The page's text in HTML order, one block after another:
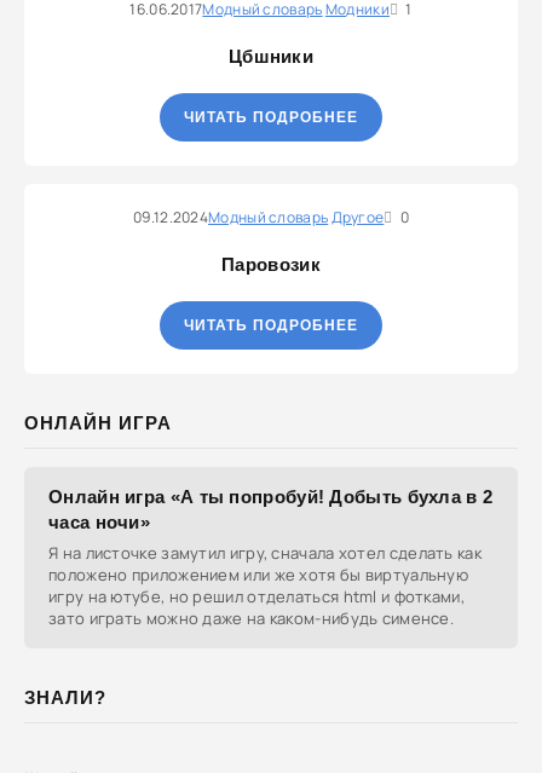
16.06.2017Модный словарьМодники 1
Цбшники
ЧИТАТЬ ПОДРОБНЕЕ
09.12.2024Модный словарьДругое 0
Паровозик
ЧИТАТЬ ПОДРОБНЕЕ
ОНЛАЙН ИГРА
Онлайн игра «А ты попробуй! Добыть бухла в 2
часа ночи»
Я на листочке замутил игру, сначала хотел сделать как
положено приложением или же хотя бы виртуальную
игру на ютубе, но решил отделаться html и фотками,
зато играть можно даже на каком-нибудь сименсе.
ЗНАЛИ?